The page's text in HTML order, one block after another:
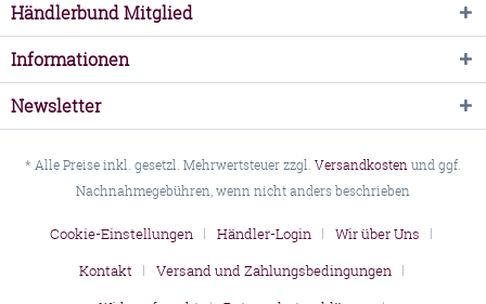
Händlerbund Mitglied
Informationen
Newsletter
* Alle Preise inkl. gesetzl. Mehrwertsteuer zzgl. Versandkostenund ggf.
Nachnahmegebühren, wenn nicht anders beschrieben
Cookie-Einstellungen Händler-Login
Wir über Uns
Kontakt
Versand und Zahlungsbedingungen